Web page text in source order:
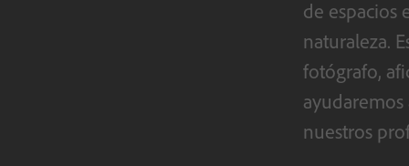
de espacios
naturaleza.
fotógrafo,
nuestros